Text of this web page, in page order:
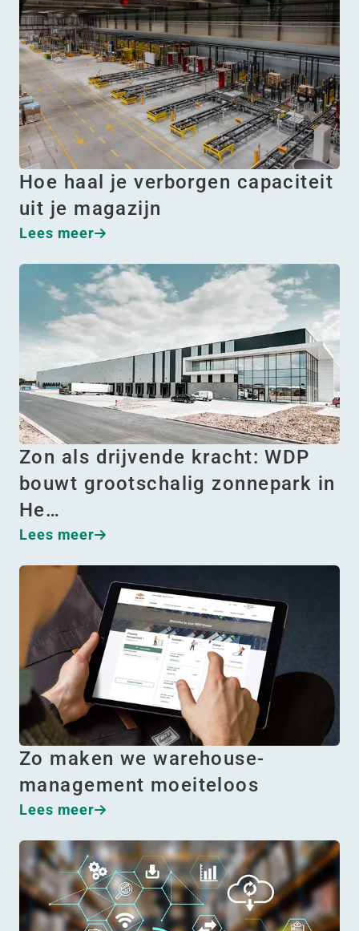
Hoe haal je verborgen capaciteit
uit je magazijn
Lees meer
Zon als drijvende kracht: WDP
bouwt grootschalig zonnepark in
He…
Lees meer
Zo maken we warehouse-
management moeiteloos
Lees meer